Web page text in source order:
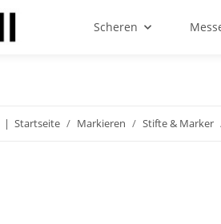
Scheren
Startseite Markieren Stifte & Marker